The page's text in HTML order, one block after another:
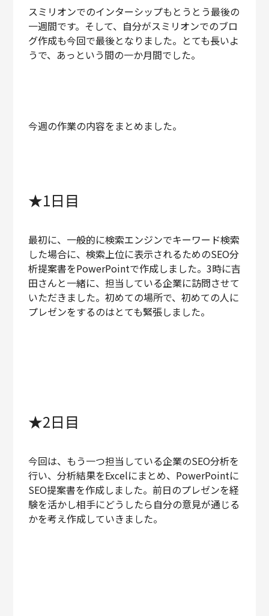
スミリオンでのインターシップもとうとう最後の
一週間です。そして、自分がスミリオンでのブロ
グ作成も今回で最後となりました。とても長いよ
うで、あっという間の一か月間でした。
今週の作業の内容をまとめました。
★1日目
最初に、一般的に検索エンジンでキーワード検索
した場合に、検索上位に表示されるためのSEO分
析提案書をPowerPointで作成しました。3時に吉
田さんと一緒に、担当している企業に訪問させて
いただきました。初めての場所で、初めての人に
プレゼンをするのはとても緊張しました。
★2日目
今回は、もう一つ担当している企業のSEO分析を
行い、分析結果をExcelにまとめ、PowerPointに
SEO提案書を作成しました。前日のプレゼンを経
験を活かし相手にどうしたら自分の意見が通じる
かを考え作成していきました。